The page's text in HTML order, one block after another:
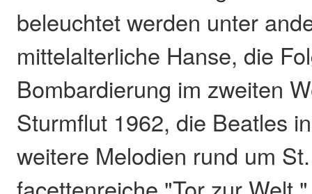
beleuchtet werden unter
mittelalterliche Hanse, die
Bombardierung im zweiten
Sturmflut 1962, die Beatles
weitere Melodien rund um